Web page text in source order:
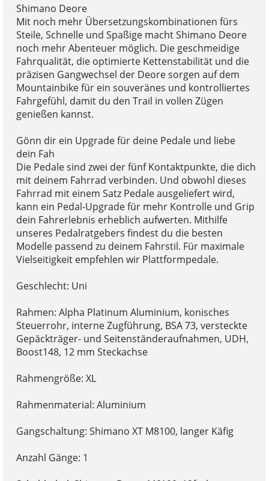
Shimano Deore
Mit noch mehr Übersetzungskombinationen fürs
Steile, Schnelle und Spaßige macht Shimano Deore
noch mehr Abenteuer möglich. Die geschmeidige
Fahrqualität, die optimierte Kettenstabilität und die
präzisen Gangwechsel der Deore sorgen auf dem
Mountainbike für ein souveränes und kontrolliertes
Fahrgefühl, damit du den Trail in vollen Zügen
genießen kannst.
Gönn dir ein Upgrade für deine Pedale und liebe
dein Fah
Die Pedale sind zwei der fünf Kontaktpunkte, die dich
mit deinem Fahrrad verbinden. Und obwohl dieses
Fahrrad mit einem Satz Pedale ausgeliefert wird,
kann ein Pedal-Upgrade für mehr Kontrolle und Grip
dein Fahrerlebnis erheblich aufwerten. Mithilfe
unseres Pedalratgebers findest du die besten
Modelle passend zu deinem Fahrstil. Für maximale
Vielseitigkeit empfehlen wir Plattformpedale.
Geschlecht: Uni
Rahmen: Alpha Platinum Aluminium, konisches
Steuerrohr, interne Zugführung, BSA 73, versteckte
Gepäckträger- und Seitenständeraufnahmen, UDH,
Boost148, 12 mm Steckachse
Rahmengröße: XL
Rahmenmaterial: Aluminium
Gangschaltung: Shimano XT M8100, langer Käfig
Anzahl Gänge: 1